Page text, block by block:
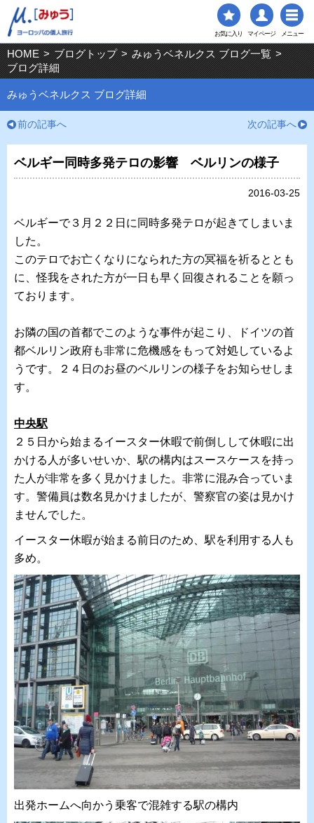
お気に入り マイページ メニュー
HOME > ブログトップ > みゅうベネルクス ブログ一覧 >
ブログ詳細
みゅうベネルクス ブログ詳細
前の記事へ 次の記事へ
ベルギー同時多発テロの影響 ベルリンの様子
2016-03-25
ベルギーで３月２２日に同時多発テロが起きてしまいま
した。
このテロでお亡くなりになられた方の冥福を祈るととも
に、怪我をされた方が一日も早く 回復されることを願っ
ております。
お隣の国の首都でこのような事件が起こり、
ドイツの首
都ベルリン政府も非常に危機感をもって対処しているよ
うです。２４日のお昼のベルリンの様子をお知らせしま
す。
中央駅
２５日から始まるイースター休暇で前倒しして休暇に出
かける人が多いせいか、 駅の構内はスースケースを持っ
た人が非常を多く見かけました。 非常に混み合っていま
す。 警備員は数名見かけましたが、警察官の姿は見かけ
ませんでした。
イースター休暇が始まる前日のため、駅を利用する人も
多め。
出発ホームへ向かう乗客で混雑する駅の構内